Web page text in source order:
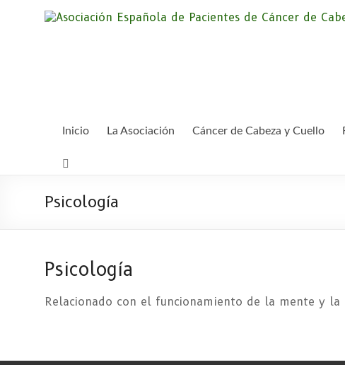
Inicio La Asociación Cáncer de Cabeza y Cuello
Psicología
Psicología
Relacionado con el funcionamiento de la mente y